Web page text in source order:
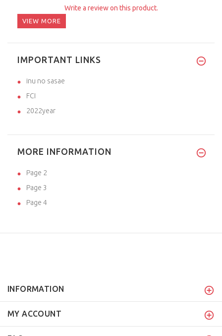
Write a review on this product.
VIEW MORE
IMPORTANT LINKS
inu no sasae
FCI
2022year
MORE INFORMATION
Page 2
Page 3
Page 4
INFORMATION
MY ACCOUNT